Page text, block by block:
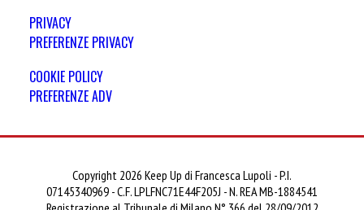
PRIVACY
PREFERENZE PRIVACY
COOKIE POLICY
PREFERENZE ADV
Copyright 2026 Keep Up di Francesca Lupoli - P.I.
07145340969 - C.F. LPLFNC71E44F205J - N. REA MB-1884541